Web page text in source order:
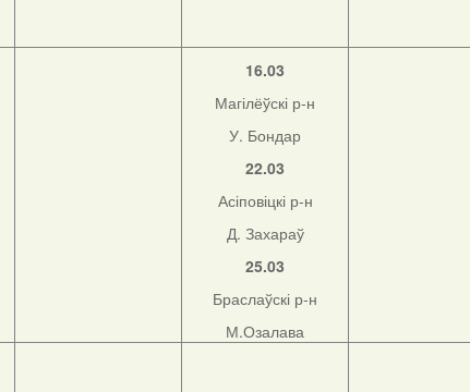
16.03
Магілёўскі р-н
У. Бондар
22.03
Асіповіцкі р-н
Д. Захараў
25.03
Браслаўскі р-н
М.Озалава